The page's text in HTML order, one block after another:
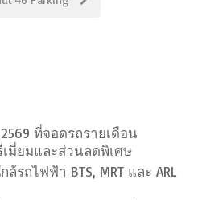
ที่จอดรถรายเดือน
เมี่ยมและส่วนลดพิเศษ
รถไฟฟ้า BTS, MRT และ ARL